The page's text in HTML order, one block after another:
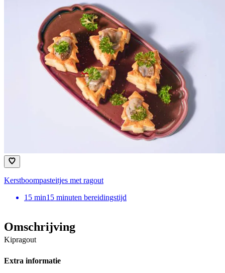
Kerstboompasteitjes met ragout
15 min15 minuten bereidingstijd
Omschrijving
Kipragout
Extra informatie